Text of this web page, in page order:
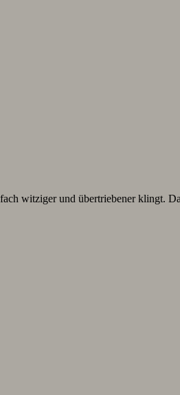
witziger und übertriebener klingt.